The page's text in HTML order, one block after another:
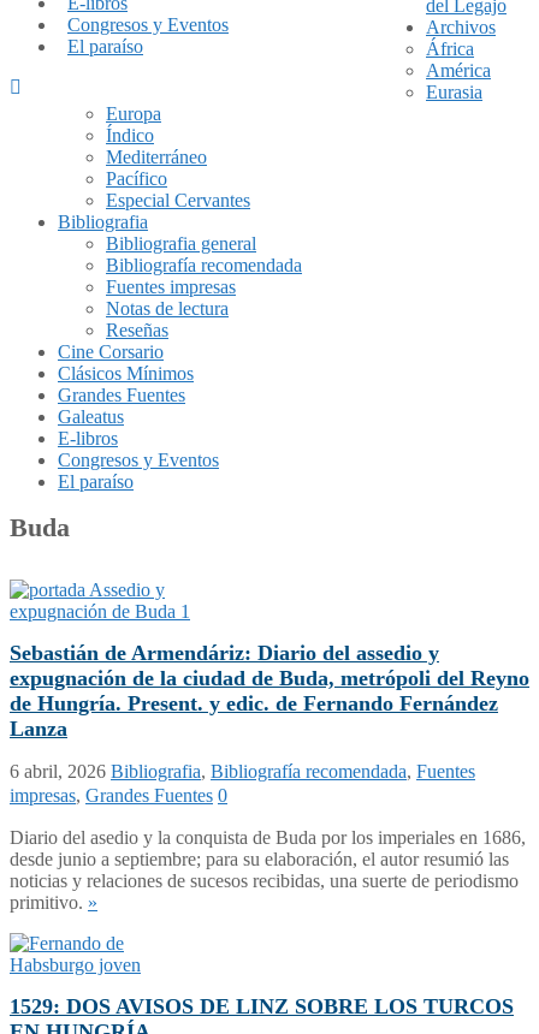
Congresos y Eventos
El paraíso
del Legajo
Archivos
África
América
Eurasia
Europa
Índico
Mediterráneo
Pacífico
Especial Cervantes
Bibliografia
Bibliografia general
Bibliografía recomendada
Fuentes impresas
Notas de lectura
Reseñas
Cine Corsario
Clásicos Mínimos
Grandes Fuentes
Galeatus
E-libros
Congresos y Eventos
El paraíso
Buda
Sebastián de Armendáriz: Diario del assedio y
expugnación de la ciudad de Buda, metrópoli del Reyno
de Hungría. Present. y edic. de Fernando Fernández
Lanza
6 abril, 2026 Bibliografia, Bibliografía recomendada, Fuentes
impresas, Grandes Fuentes 0
Diario del asedio y la conquista de Buda por los imperiales en 1686,
desde junio a septiembre; para su elaboración, el autor resumió las
noticias y relaciones de sucesos recibidas, una suerte de periodismo
primitivo. »
1529: DOS AVISOS DE LINZ SOBRE LOS TURCOS